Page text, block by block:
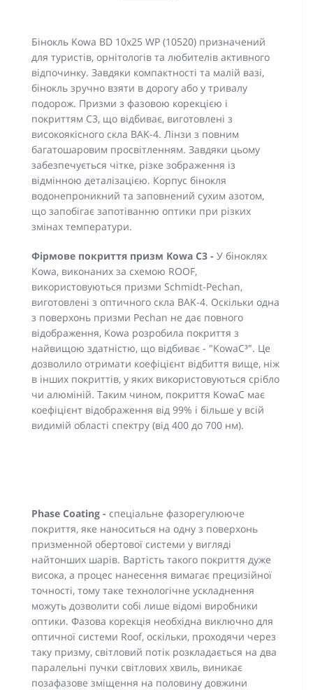
Бінокль Kowa BD 10x25 WP (10520) призначений
для туристів, орнітологів та любителів активного
відпочинку. Завдяки компактності та малій вазі,
бінокль зручно взяти в дорогу або у тривалу
подорож. Призми з фазовою корекцією і
покриттям C3, що відбиває, виготовлені з
високоякісного скла BAK-4. Лінзи з повним
багатошаровим просвітленням. Завдяки цьому
забезпечується чітке, різке зображення із
відмінною деталізацією. Корпус бінокля
водонепроникний та заповнений сухим азотом,
що запобігає запотіванню оптики при різких
змінах температури.
Фірмове покриття призм Kowa C3 - У біноклях
Kowa, виконаних за схемою ROOF,
використовуються призми Schmidt-Pechan,
виготовлені з оптичного скла BAK-4. Оскільки одна
з поверхонь призми Pechan не дає повного
відображення, Kowa розробила покриття з
найвищою здатністю, що відбиває - "KowaC³". Це
дозволило отримати коефіцієнт відбиття вище, ніж
в інших покриттів, у яких використовуються срібло
чи алюміній. Таким чином, покриття KowaC має
коефіцієнт відображення від 99% і більше у всій
видимій області спектру (від 400 до 700 нм).
Phase Coating - спеціальне фазорегулююче
покриття, яке наноситься на одну з поверхонь
призменной обертової системи у вигляді
найтонших шарів. Вартість такого покриття дуже
висока, а процес нанесення вимагає прецизійної
точності, тому таке технологічне ускладнення
можуть дозволити собі лише відомі виробники
оптики. Фазова корекція необхідна виключно для
оптичної системи Roof, оскільки, проходячи через
таку призму, світловий потік розкладається на два
паралельні пучки світлових хвиль, виникає
позафазове зміщення на половину довжини